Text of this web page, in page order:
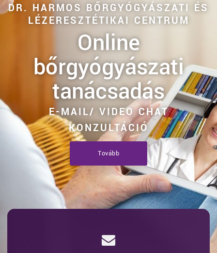
DR. HARMOS BŐRGYÓGYÁSZATI ÉS
LÉZERESZTÉTIKAI CENTRUM
Online
bőrgyógyászati
tanácsadás
E-MAIL/ VIDEO CHAT
KONZULTÁCIÓ
Tovább